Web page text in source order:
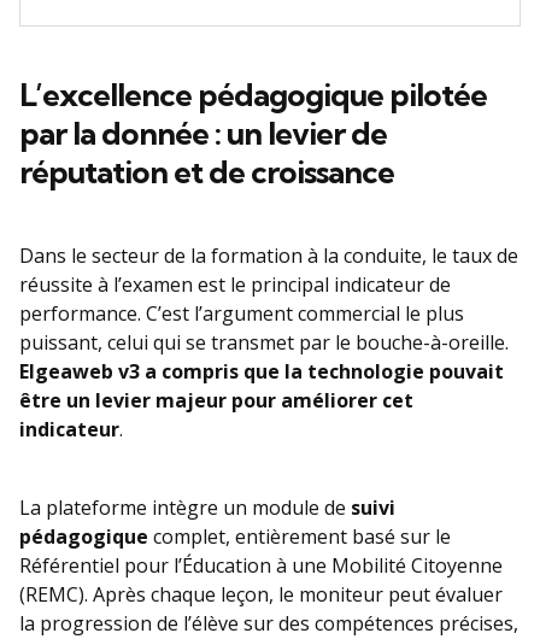
L’excellence pédagogique pilotée
par la donnée : un levier de
réputation et de croissance
Dans le secteur de la formation à la conduite, le taux de
réussite à l’examen est le principal indicateur de
performance. C’est l’argument commercial le plus
puissant, celui qui se transmet par le bouche-à-oreille.
Elgeaweb v3 a compris que la technologie pouvait
être un levier majeur pour améliorer cet
indicateur.
La plateforme intègre un module de suivi
pédagogique complet, entièrement basé sur le
Référentiel pour l’Éducation à une Mobilité Citoyenne
(REMC). Après chaque leçon, le moniteur peut évaluer
la progression de l’élève sur des compétences précises,